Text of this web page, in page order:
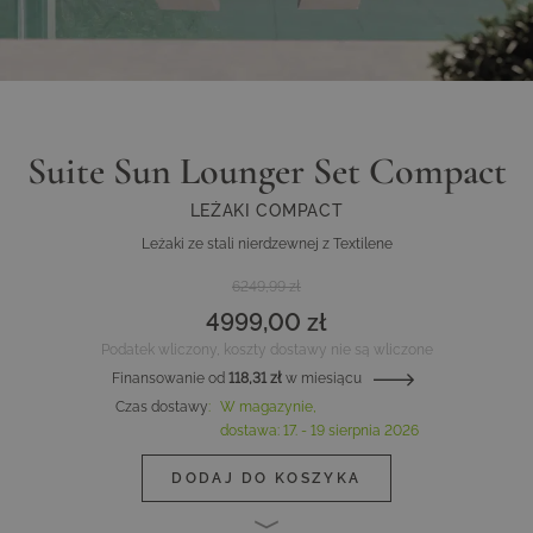
Suite Sun Lounger Set Compact
LEŻAKI COMPACT
Leżaki ze stali nierdzewnej z Textilene
6249,99 zł
4999,00 zł
Podatek wliczony, koszty dostawy nie są wliczone
Finansowanie od 118,31 złw miesiącu
Czas dostawy:
W magazynie,
dostawa: 17. - 19 sierpnia 2026
DODAJ DO KOSZYKA